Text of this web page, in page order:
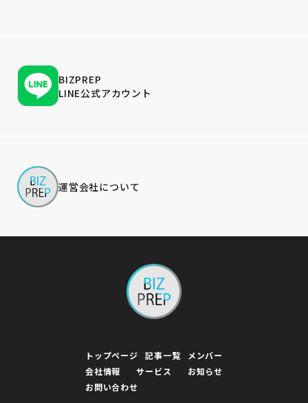
BIZPREP
LINE公式アカウント
運営会社について
トップページ 記事一覧
メンバー
会社情報
サービス
お知らせ
お問い合わせ